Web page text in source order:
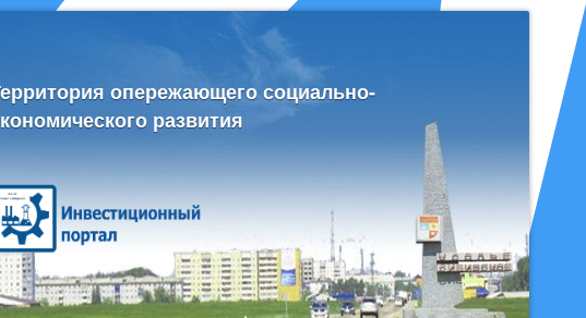
опережающего социально-
развития